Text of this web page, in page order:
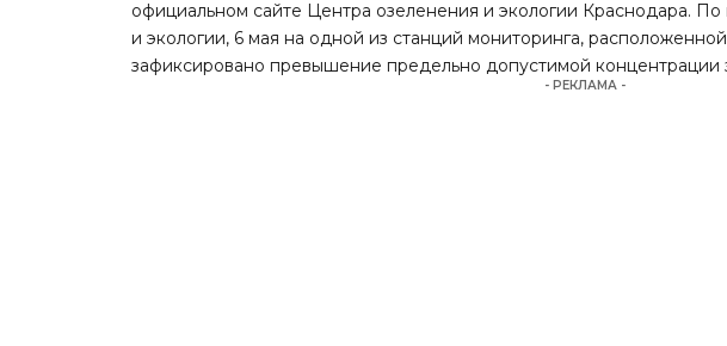
официальном сайте Центра озеленения и экологии Краснодара.
и экологии, 6 мая на одной из станций мониторинга,
зафиксировано превышение предельно допустимой концентрации
- РЕКЛАМА -